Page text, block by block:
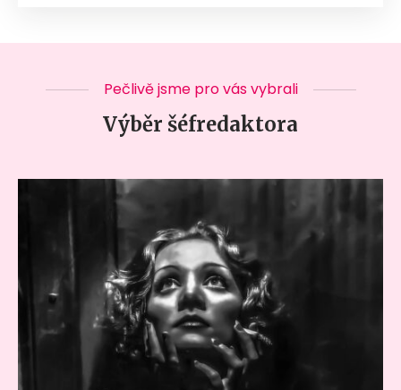
Pečlivě jsme pro vás vybrali
Výběr šéfredaktora